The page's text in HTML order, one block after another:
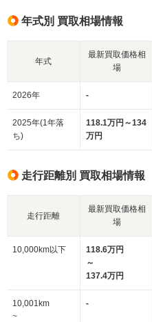
年式別 買取相場情報
年式
最新買取価格相
場
2026年 -
2025年(1年落
ち)
118.1万円～134
万円
走行距離別 買取相場情報
走行距離
最新買取価格相
場
10,000km以下
118.6万円
～
137.4万円
10,001km
~
-